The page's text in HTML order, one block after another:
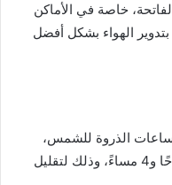
خاصة في الأماكن
الهواء بشكل أفضل
الذروة للشمس،
والتي عادة ما تكون بين الساعة 10 صباحًا و4 مساءً، وذلك لتقليل